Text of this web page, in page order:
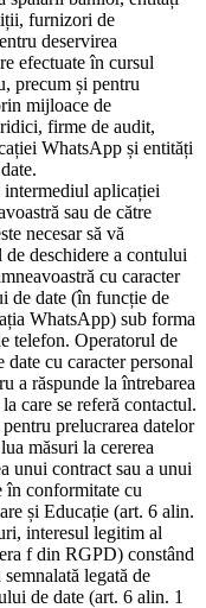
furnizori de
deservirea
efectuate în cursul
precum și pentru
mijloace de
firme de audit,
WhatsApp și entități
aplicației
sau de către
necesar să vă
deschidere a contului
cu caracter
de date (în funcție de
WhatsApp) sub forma
telefon. Operatorul de
cu caracter personal
a răspunde la întrebarea
care se referă contactul.
prelucrarea datelor
măsuri la cererea
unui contract sau a unui
în conformitate cu
și Educație (art. 6 alin.
interesul legitim al
f din RGPD) constând
legată de
de date (art. 6 alin. 1